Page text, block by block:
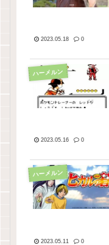
2023.05.18 0
ハーメルン
2023.05.16 0
ハーメルン
2023.05.11 0